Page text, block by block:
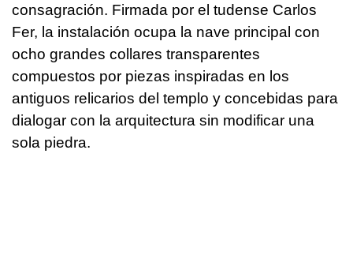
consagración. Firmada por el tudense Carlos
Fer, la instalación ocupa la nave principal con
ocho grandes collares transparentes
compuestos por piezas inspiradas en los
antiguos relicarios del templo y concebidas para
dialogar con la arquitectura sin modificar una
sola piedra.